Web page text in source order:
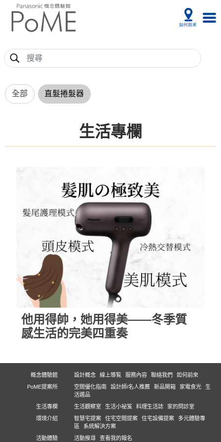
全部 直髮捲髮器
生活專欄
他用得帥，她用得美——冬季質
感生活的完美四重奏
概念體驗館 設計概念 線上導覧 服務內容 聯絡我們
如何前來
PoME提案所
空間優化指南 設計師/名人推薦 新品開箱 家電食光
生
活選品
生活專欄
生活觀察室 生活小祕笈 料理生活誌
家的問診室
環境介紹
智慧宅提案 住宅空間提案 住宅設備提案
多元體驗專
區
系統解決方案
活動體驗
活動搜尋 查看我的報名